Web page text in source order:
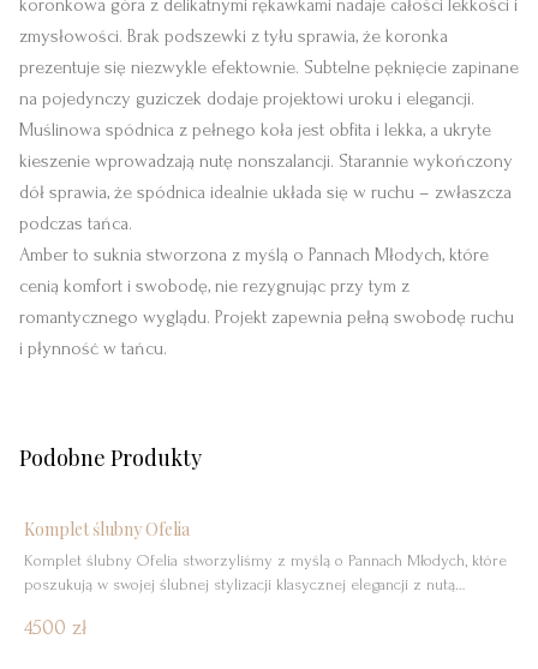
koronkowa góra z delikatnymi rękawkami nadaje całości lekkości i
zmysłowości. Brak podszewki z tyłu sprawia, że koronka
prezentuje się niezwykle efektownie. Subtelne pęknięcie zapinane
na pojedynczy guziczek dodaje projektowi uroku i elegancji.
Muślinowa spódnica z pełnego koła jest obfita i lekka, a ukryte
kieszenie wprowadzają nutę nonszalancji. Starannie wykończony
dół sprawia, że spódnica idealnie układa się w ruchu – zwłaszcza
podczas tańca.
Amber to suknia stworzona z myślą o Pannach Młodych, które
cenią komfort i swobodę, nie rezygnując przy tym z
romantycznego wyglądu. Projekt zapewnia pełną swobodę ruchu
Podobne Produkty
Komplet ślubny Ofelia
Komplet ślubny Ofelia stworzyliśmy z myślą o Pannach Młodych, które
poszukują w swojej ślubnej stylizacji klasycznej elegancji z nutą
dopasowanej bluzki i spódnicy, które tworzą harmonijną i niezwykle
4500 zł